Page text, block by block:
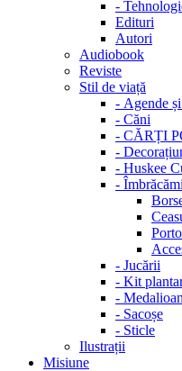
-
Edituri
Autori
Audiobook
Reviste
Stil de viață
- Agende
- Căni
- CĂRȚI
-
- Huskee
-
- Jucării
- Kit
-
- Sacoșe
- Sticle
Ilustrații
Misiune